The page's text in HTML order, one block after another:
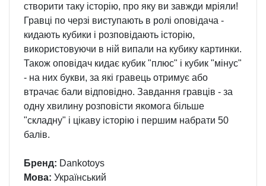
створити таку історію, про яку ви завжди мріяли!
Гравці по черзі виступають в ролі оповідача -
кидають кубики і розповідають історію,
використовуючи в ній випали на кубику картинки.
Також оповідач кидає кубик "плюс" і кубик "мінус"
- на них букви, за які гравець отримує або
втрачає бали відповідно. Завдання гравців - за
одну хвилину розповісти якомога більше
"складну" і цікаву історію і першим набрати 50
балів.
Бренд: Dankotoys
Мова: Український